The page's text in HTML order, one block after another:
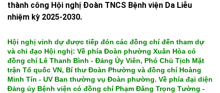
thành công Hội nghị Đoàn TNCS Bệnh viện Da Liễu
nhiệm kỳ 2025-2030.
Hội nghị vinh dự được tiếp đón các đồng chí đến tham dự
và chỉ đạo Hội nghị: Về phía Đoàn phường Xuân Hòa có
đồng chí Lê Thanh Bình - Đảng Ủy Viên, Phó Chủ Tịch Mặt
trận Tổ quốc VN, Bí thư Đoàn Phường và đồng chí Hoàng
Minh Tín - UV Ban thường vụ Đoàn phường. Về phía đại diện
Đảng ủy Bệnh viện có đồng chí Phạm Đăng Trọng Tường -